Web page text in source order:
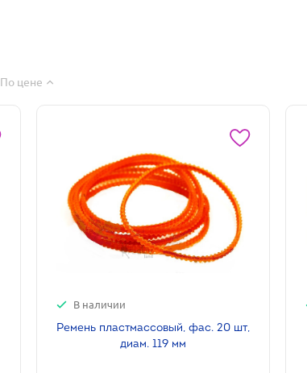
По цене
В наличии
Ремень пластмассовый, фас. 20 шт,
диам. 119 мм